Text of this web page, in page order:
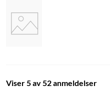
Viser 5 av 52 anmeldelser